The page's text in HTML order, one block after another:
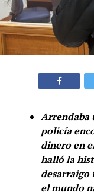
Arrendaba
policía
dinero en
halló la
desarraigo
el mundo